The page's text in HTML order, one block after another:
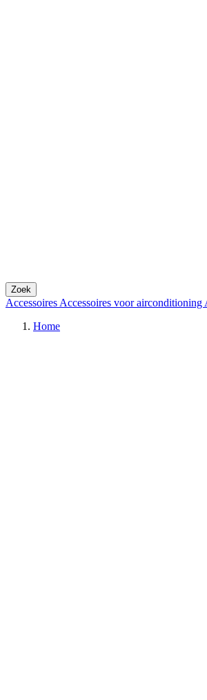
Zoek
Accessoires Accessoires voor airconditioning
Home